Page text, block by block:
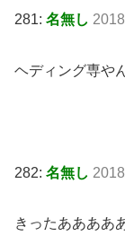
281: 名無し
ヘディング専や
282: 名無し
きったああああ